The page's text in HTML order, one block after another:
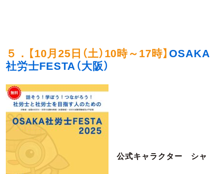
５．【10月25日（土）10時～17時】 OSAKA
社労士FESTA（大阪）
公式キャラクター シャ